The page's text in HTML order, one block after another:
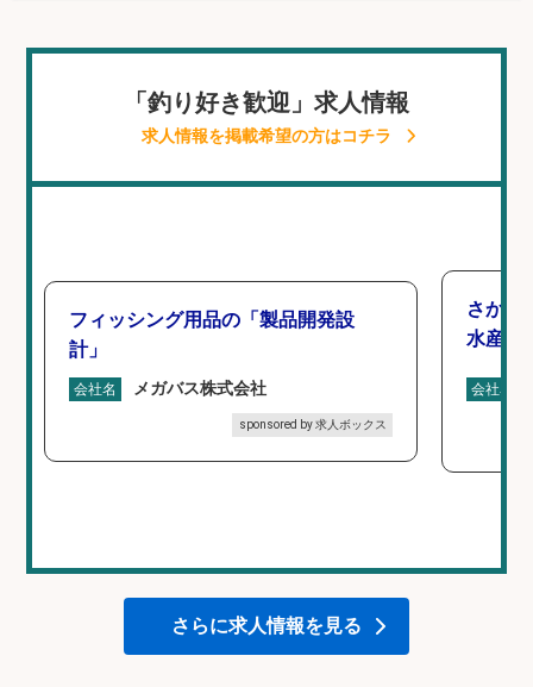
「釣り好き歓迎」求人情報
求人情報を掲載希望の方はコチラ
フィッシング用品の「製品開発設
計」
会社名 メガバス株式会社
sponsored by 求人ボックス
さかな
水産業
会社名
さらに求人情報を見る